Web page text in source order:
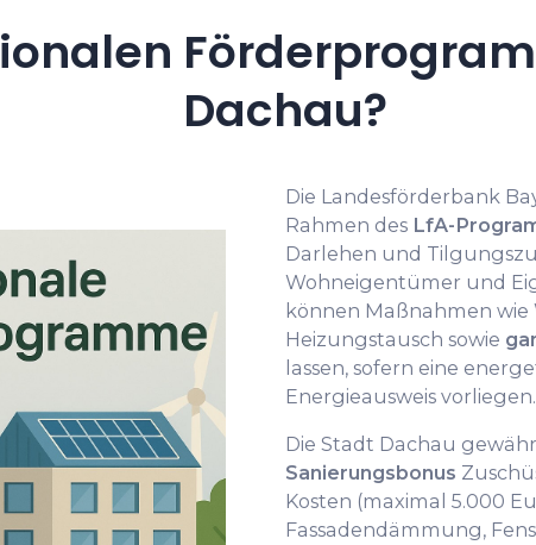
Dachau?
Die Landesförderbank
Rahmen des LfA-
Darlehen und
Wohneigentümer und
können Maßnahmen
Heizungstausch sowie
lassen, sofern eine
Energieausweis vorliegen.
Die Stadt Dachau
Sanierungsbonus
Kosten (maximal 5.000
Fassadendämmung,